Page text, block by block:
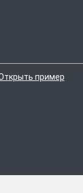
пример